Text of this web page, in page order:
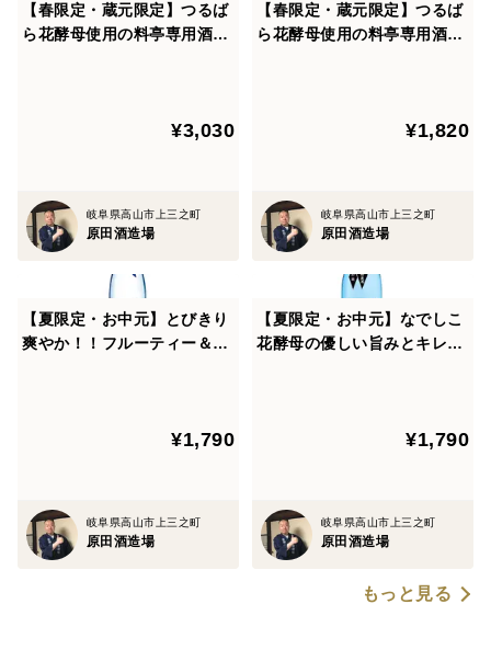
【春限定・蔵元限定】つるば
ら花酵母使用の料亭専用酒
¥3,030
岐阜県高山市上三之町
原田酒造場
【春限定・蔵元限定】つるば
ら花酵母使用の料亭専用酒
¥1,820
岐阜県高山市上三之町
原田酒造場
【夏限定・お中元】とびきり
爽やか！！フルーティー＆ク
¥1,790
岐阜県高山市上三之町
原田酒造場
【夏限定・お中元】なでしこ
花酵母の優しい旨みとキレ！
¥1,790
岐阜県高山市上三之町
原田酒造場
もっと見る